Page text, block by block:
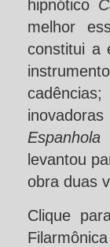
hipnótico
melhor
constitui a
Espanhola
levantou
obra duas
Clique